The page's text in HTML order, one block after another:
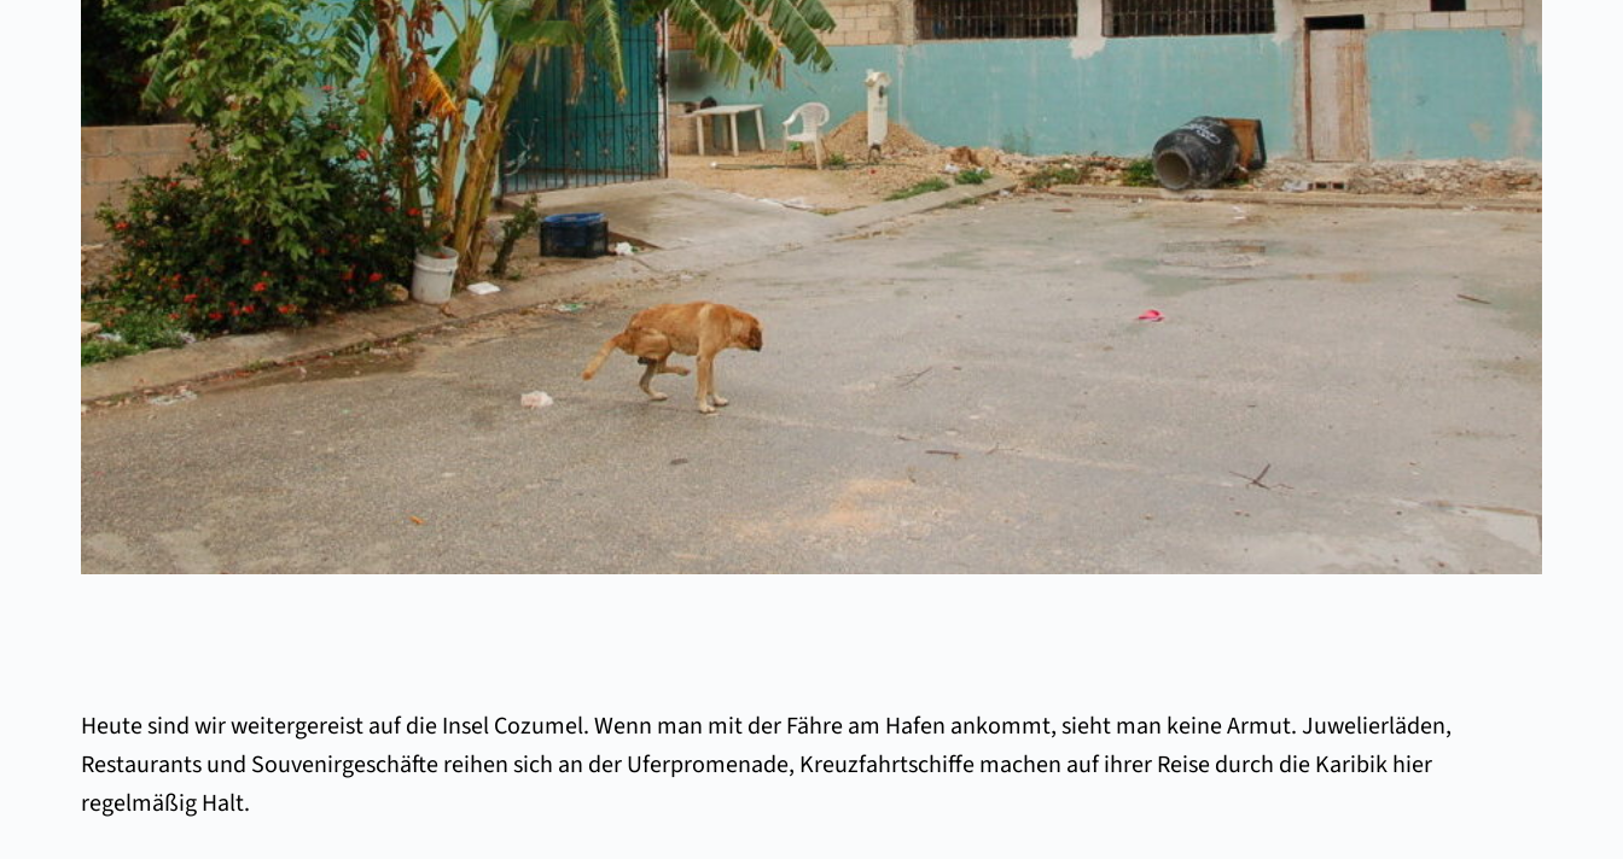
Heute sind wir weitergereist auf die Insel Cozumel. Wenn man mit der Fähre am Hafen ankommt, sieht man keine Armut. Juwelierläden,
Restaurants und Souvenirgeschäfte reihen sich an der Uferpromenade, Kreuzfahrtschiffe machen auf ihrer Reise durch die Karibik hier
regelmäßig Halt.